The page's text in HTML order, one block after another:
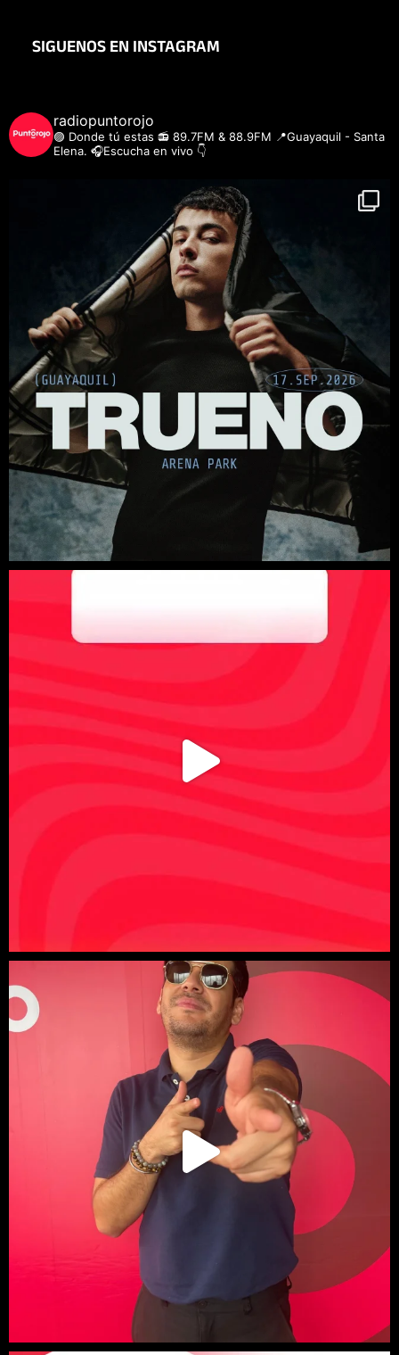
SIGUENOS EN INSTAGRAM
radiopuntorojo
🟣 Donde tú estas 📻 89.7FM & 88.9FM 📍Guayaquil - Santa
Elena. 🎧Escucha en vivo 👇